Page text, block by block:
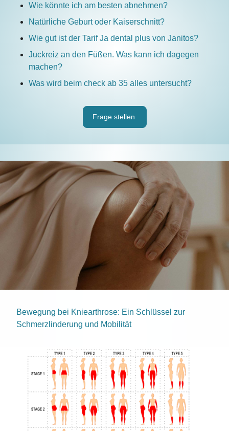
Wie könnte ich am besten abnehmen?
Natürliche Geburt oder Kaiserschnitt?
Wie gut ist der Tarif Ja dental plus von Janitos?
Juckreiz an den Füßen. Was kann ich dagegen
machen?
Was wird beim check ab 35 alles untersucht?
Frage stellen
Bewegung bei Kniearthrose: Ein Schlüssel zur
Schmerzlinderung und Mobilität